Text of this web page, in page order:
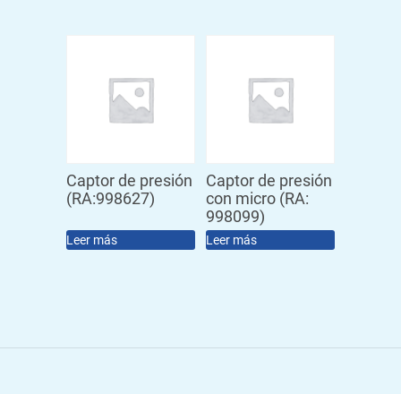
Captor de presión
(RA:998627)
Leer más
Captor de presión
con micro (RA:
998099)
Leer más